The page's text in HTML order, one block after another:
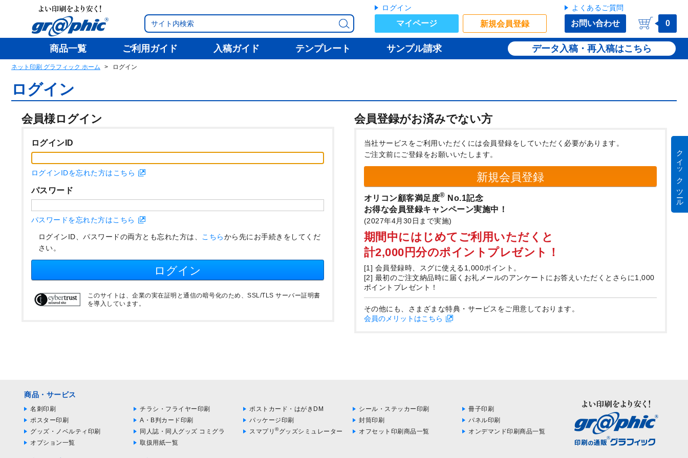
ログイン
マイページ 新規会員登録
よくあるご質問
お問い合わせ 0
商品一覧 ご利用ガイド 入稿ガイド テンプレート サンプル請求 データ入稿・再入稿
ネット印刷 グラフィック ホーム ログイン
ログイン
会員様ログイン 会員登録がお済みでない方
ログインID
ログインIDを忘れた方はこちら
パスワード
パスワードを忘れた方はこちら
ログインID、パスワードの両方とも忘れた方は、 こちらから先にお手続きをしてくだ
さい。
ログイン
このサイトは、企業の実在証明と通信の暗号化のため、SSL/TLS サーバー証明書
を導入しています。
当社サービスをご利用いただくには会員登録をしていただく必要があります。
ご注文前にご登録をお願いいたします。
新規会員登録
オリコン顧客満足度® No.1記念
お得な会員登録キャンペーン実施中！
(2027年4月30日まで実施)
期間中にはじめてご利用いただくと
計2,000円分のポイントプレゼント！
[1] 会員登録時、スグに使える1,000ポイント。
[2] 最初のご注文納品時に届くお礼メールのアンケートにお答えいただくとさらに1,000
ポイントプレゼント！
その他にも、さまざまな特典・サービスをご用意しております。
会員のメリットはこちら
商品・サービス
名刺印刷 チラシ・フライヤー印刷 ポストカード・はがきDM シール・ステッカー印刷
冊子印刷
ポスター印刷
A・B判カード印刷 パッケージ印刷 封筒印刷
パネル印刷
グッズ・ノベルティ印刷
同人誌・同人グッズ コミグラ スマプリ ®グッズシミュレーター オフセット印刷商品一覧
オンデマンド印刷商品一覧
オプション一覧
取扱用紙一覧
クイック ツール